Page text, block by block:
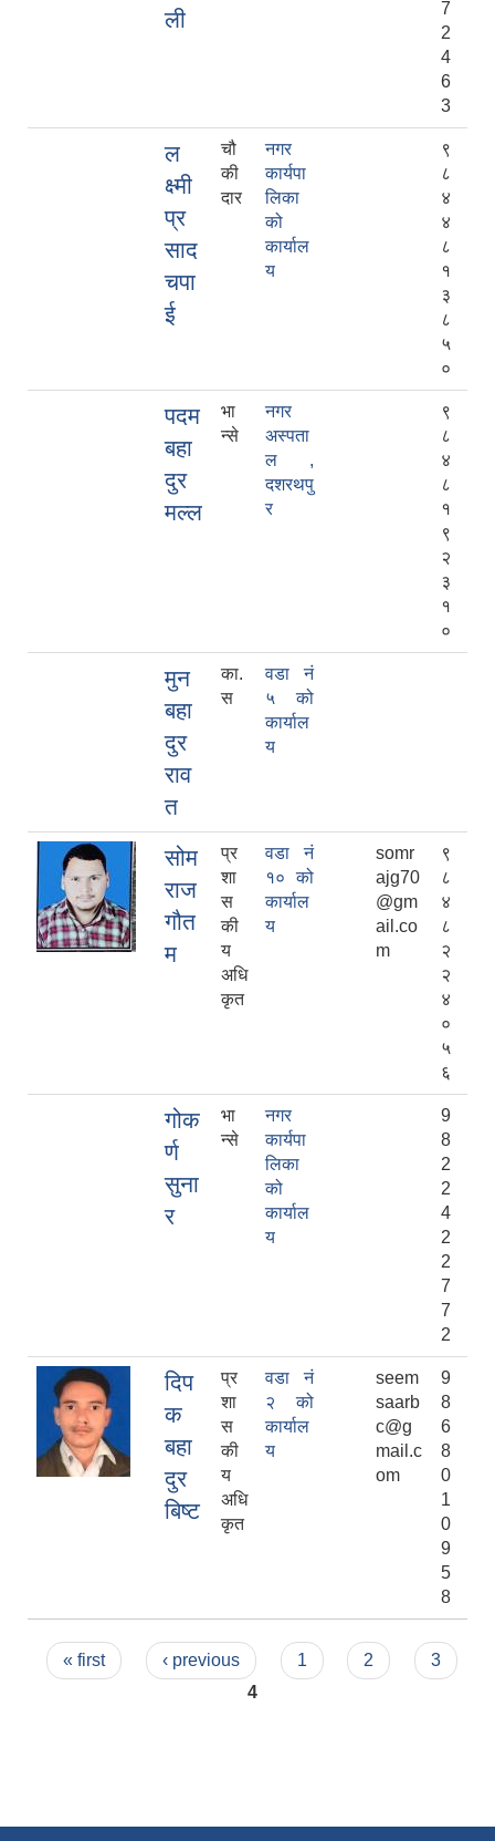
ली
7
2
4
6
3
ल
क्ष्मी
प्र
साद
चपा
ई
चौ
की
दार
नगर
कार्यपा
लिका
को
कार्याल
य
९
८
४
४
८
१
३
८
५
०
पदम
बहा
दुर
मल्ल
भा
न्से
नगर
अस्पता
ल ,
दशरथपु
र
९
८
४
८
१
९
२
३
१
०
मुन
बहा
दुर
राव
त
का.
स
वडा नं
५ को
कार्याल
य
सोम
राज
गौत
म
प्र
शा
स
की
य
अधि
कृत
वडा नं
१० को
कार्याल
य
somr
ajg70
@gm
ail.co
m
९
८
४
८
२
२
४
०
५
६
गोक
र्ण
सुना
र
भा
न्से
नगर
कार्यपा
लिका
को
कार्याल
य
9
8
2
2
4
2
2
7
7
2
दिप
क
बहा
दुर
बिष्ट
प्र
शा
स
की
य
अधि
कृत
वडा नं
२ को
कार्याल
य
seem
saarb
c@g
mail.c
om
9
8
6
8
0
1
0
9
5
8
Pages
« first ‹ previous 1 2
3
4